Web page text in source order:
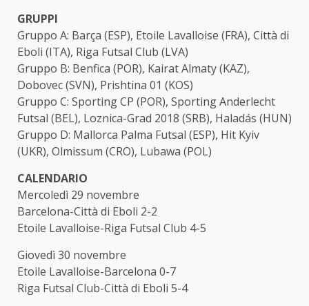
GRUPPI
Gruppo A: Barça (ESP), Etoile Lavalloise (FRA), Città di
Eboli (ITA), Riga Futsal Club (LVA)
Gruppo B: Benfica (POR), Kairat Almaty (KAZ),
Dobovec (SVN), Prishtina 01 (KOS)
Gruppo C: Sporting CP (POR), Sporting Anderlecht
Futsal (BEL), Loznica-Grad 2018 (SRB), Haladás (HUN)
Gruppo D: Mallorca Palma Futsal (ESP), Hit Kyiv
(UKR), Olmissum (CRO), Lubawa (POL)
CALENDARIO
Mercoledì 29 novembre
Barcelona-Città di Eboli 2-2
Etoile Lavalloise-Riga Futsal Club 4-5
Giovedì 30 novembre
Etoile Lavalloise-Barcelona 0-7
Riga Futsal Club-Città di Eboli 5-4